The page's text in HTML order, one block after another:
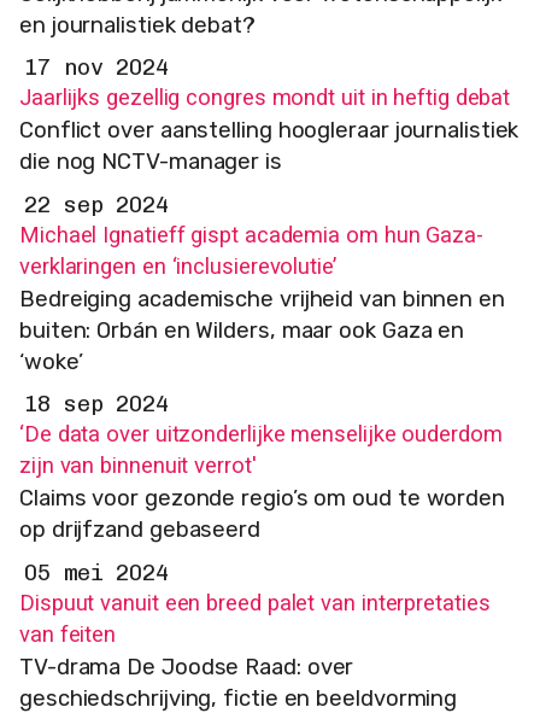
en journalistiek debat?
17 nov 2024
Jaarlijks gezellig congres mondt uit in heftig debat
Conflict over aanstelling hoogleraar journalistiek
die nog NCTV-manager is
22 sep 2024
Michael Ignatieff gispt academia om hun Gaza-
verklaringen en ‘inclusierevolutie’
Bedreiging academische vrijheid van binnen en
buiten: Orbán en Wilders, maar ook Gaza en
‘woke’
18 sep 2024
‘De data over uitzonderlijke menselijke ouderdom
zijn van binnenuit verrot'
Claims voor gezonde regio’s om oud te worden
op drijfzand gebaseerd
05 mei 2024
Dispuut vanuit een breed palet van interpretaties
van feiten
TV-drama De Joodse Raad: over
geschiedschrijving, fictie en beeldvorming